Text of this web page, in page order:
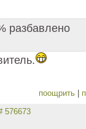
разбавлено
поощрить
576673